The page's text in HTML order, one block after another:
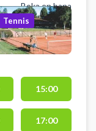
Boka en bana
Tennis
15:00
17:00